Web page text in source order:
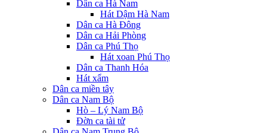
Dân ca Hà Nam
Hát Dậm Hà Nam
Dân ca Hà Đông
Dân ca Hải Phòng
Dân ca Phú Thọ
Hát xoan Phú Thọ
Dân ca Thanh Hóa
Hát xẩm
Dân ca miền tây
Dân ca Nam Bộ
Hò – Lý Nam Bộ
Đờn ca tài tử